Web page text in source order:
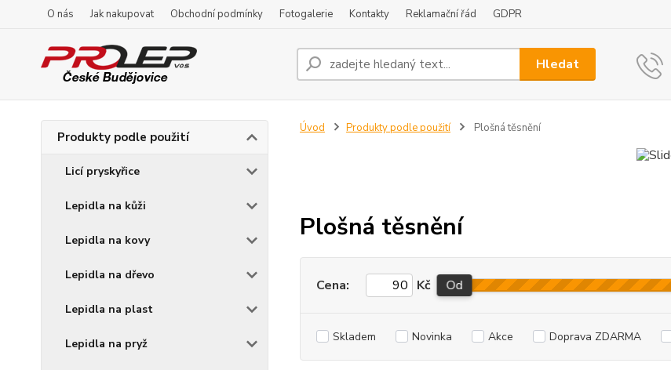
O nás Jak nakupovat Obchodní podmínky Fotogalerie Kontakty Reklamační řád GDPR
Hledat
Produkty podle použití
Licí pryskyřice
Lepidla na kůži
Lepidla na kovy
Lepidla na dřevo
Lepidla na plast
Lepidla na pryž
Úvod Produkty podle použití Plošná těsnění
Plošná těsnění
Cena: Kč Od
Skladem Novinka Akce Doprava ZDARMA